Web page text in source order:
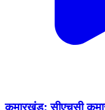
कुमारखंड: सीएचसी